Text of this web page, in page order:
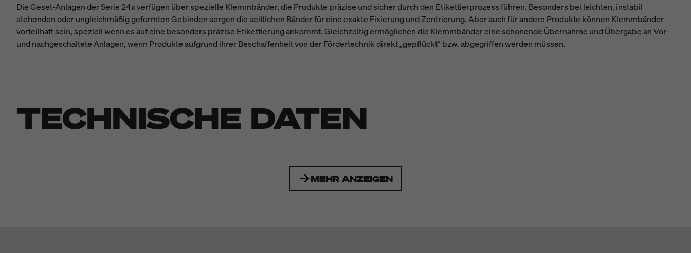
Die Geset-Anlagen der Serie 24x verfügen über spezielle Klemmbänder, die Produkte präzise und sicher durch den Etikettierprozess führen. Besonders bei leichten, instabil
stehenden oder ungleichmäßig geformten Gebinden sorgen die seitlichen Bänder für eine exakte Fixierung und Zentrierung. Aber auch für andere Produkte können Klemmbänder
vorteilhaft sein, speziell wenn es auf eine besonders präzise Etikettierung ankommt. Gleichzeitig ermöglichen die Klemmbänder eine schonende Übernahme und Übergabe an Vor-
und nachgeschaltete Anlagen, wenn Produkte aufgrund ihrer Beschaffenheit von der Fördertechnik direkt „gepflückt“ bzw. abgegriffen werden müssen.
TECHNISCHE DATEN
MEHR ANZEIGEN